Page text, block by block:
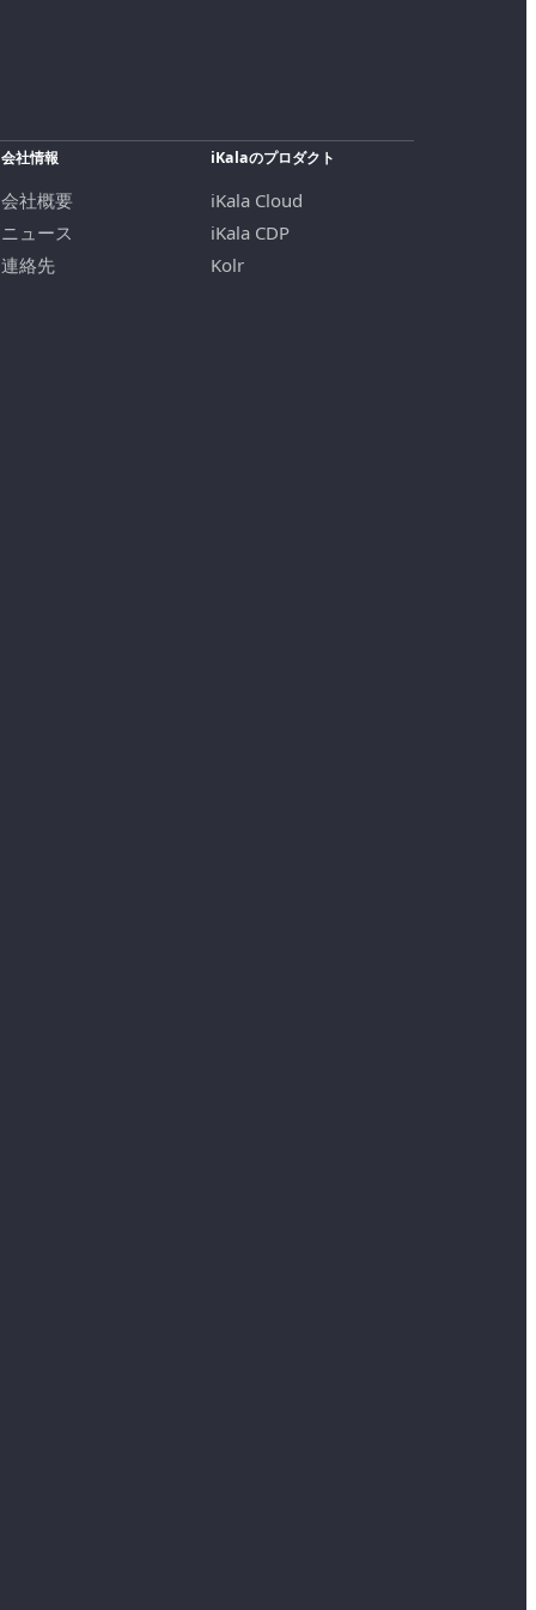
会社情報
会社概要
ニュース
連絡先
iKalaのプロダクト
iKala Cloud
iKala CDP
Kolr